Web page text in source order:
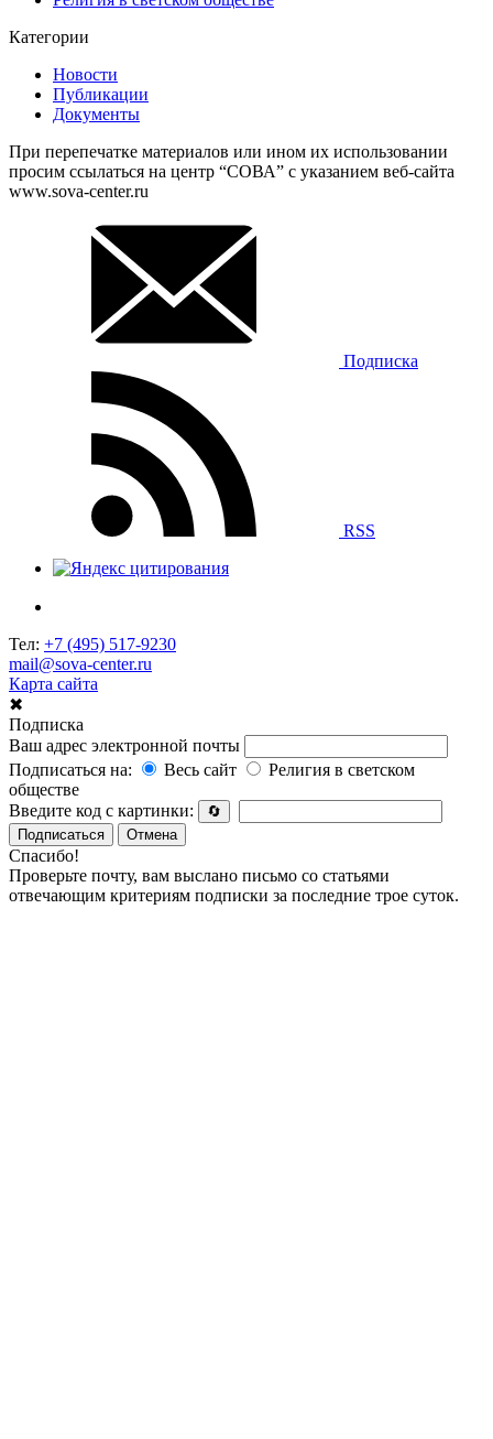
Категории
Новости
Публикации
Документы
При перепечатке материалов или ином их использовании
просим ссылаться на центр “СОВА” с указанием веб-сайта
www.sova-center.ru
Подписка
RSS
Тел: +7 (495) 517-9230
mail@sova-center.ru
Карта сайта
✖
Подписка
Ваш адрес электронной почты
Подписаться на:
Весь сайт
Религия в светском
обществе
Введите код с картинки:
🔄
Подписаться
Отмена
Спасибо!
Проверьте почту, вам выслано письмо со статьями
отвечающим критериям подписки за последние трое суток.